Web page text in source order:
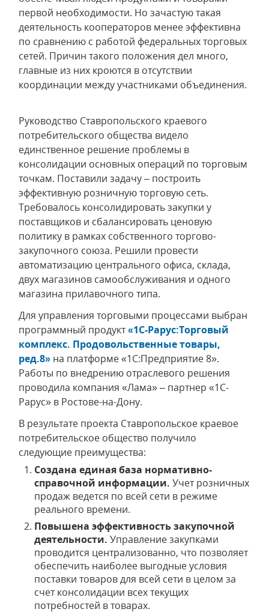
первой необходимости. Но зачастую такая
деятельность кооператоров менее эффективна
по сравнению с работой федеральных торговых
сетей. Причин такого положения дел много,
главные из них кроются в отсутствии
координации между участниками объединения.
Руководство Ставропольского краевого
потребительского общества видело
единственное решение проблемы в
консолидации основных операций по торговым
точкам. Поставили задачу – построить
эффективную розничную торговую сеть.
Требовалось консолидировать закупки у
поставщиков и сбалансировать ценовую
политику в рамках собственного торгово-
закупочного союза. Решили провести
автоматизацию центрального офиса, склада,
двух магазинов самообслуживания и одного
магазина прилавочного типа.
Для управления торговыми процессами выбран
программный продукт«1С-Рарус:Торговый
комплекс. Продовольственные товары,
ред.8» на платформе «1С:Предприятие 8».
Работы по внедрению отраслевого решения
проводила компания «Лама» – партнер «1С-
Рарус» в Ростове-на-Дону.
В результате проекта Ставропольское краевое
потребительское общество получило
следующие преимущества:
Создана единая база нормативно-
справочной информации. Учет розничных
продаж ведется по всей сети в режиме
реального времени.
Повышена эффективность закупочной
деятельности. Управление закупками
проводится централизованно, что позволяет
обеспечить наиболее выгодные условия
поставки товаров для всей сети в целом за
счет консолидации всех текущих
потребностей в товарах.